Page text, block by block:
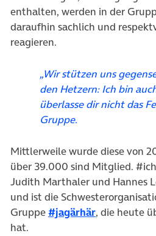
enthalten, werden in der
daraufhin sachlich und
reagieren.
„Wir stützen uns
den Hetzern: Ich bin
überlasse dir nicht das
Gruppe.
Mittlerweile wurde diese von
über 39.000 sind Mitglied.
Judith Marthaler und Hannes
und ist die
Gruppe#jagärhär(öffnet in
, die heute
hat.